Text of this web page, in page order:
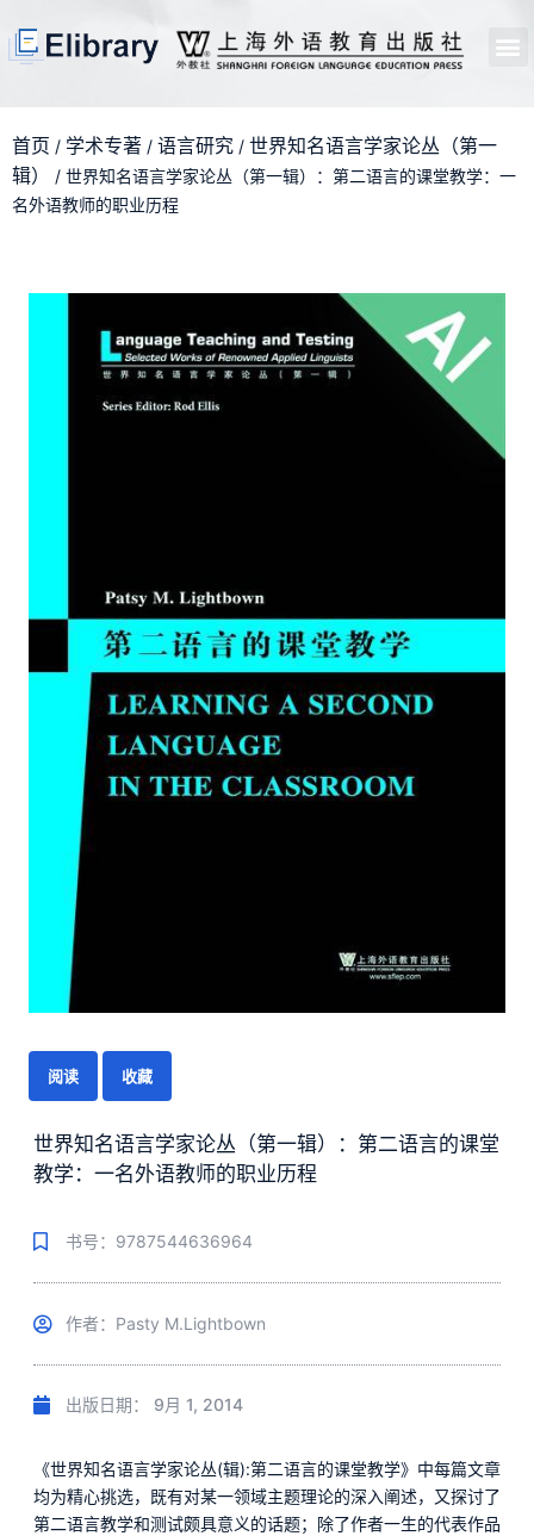
首页 / 学术专著 / 语言研究 / 世界知名语言学家论丛（第一
辑）
/ 世界知名语言学家论丛（第一辑）：第二语言的课堂教学：一
名外语教师的职业历程
阅读 收藏
世界知名语言学家论丛（第一辑）：第二语言的课堂
教学：一名外语教师的职业历程
书号：9787544636964
作者：Pasty M.Lightbown
出版日期： 9月 1, 2014
《世界知名语言学家论丛(辑):第二语言的课堂教学》中每篇文章
均为精心挑选，既有对某一领域主题理论的深入阐述，又探讨了
第二语言教学和测试颇具意义的话题；除了作者一生的代表作品